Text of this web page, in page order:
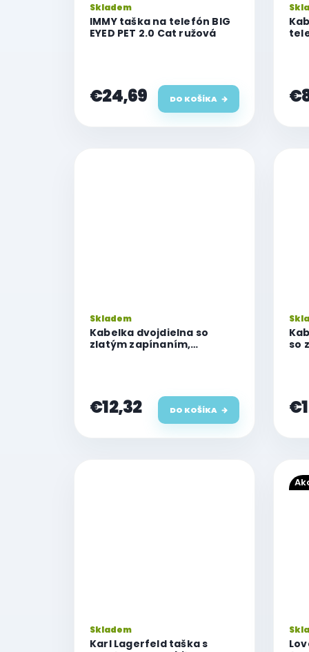
IMMY taška na telefón BIG
EYED PET 2.0 Cat ružová
Skladem
€24,69 DO KOŠÍKA
Kabelka dvojdielna so
zlatým zapínaním,
Skladem
€12,32 DO KOŠÍKA
so
Karl Lagerfeld taška s
Skladem